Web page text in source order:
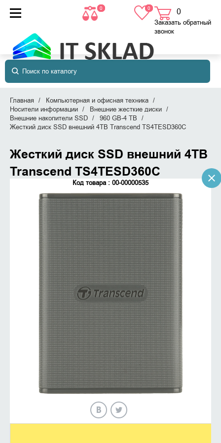
0 0 0
в корзине
Заказать обратный
звонок
Главная
Компьютерная и офисная техника
Носители информации
Внешние жесткие диски
Внешние накопители SSD
960 GB-4 TB
Жесткий диск SSD внешний 4TB Transcend TS4TESD360C
Жесткий диск SSD внешний 4TB
Transcend TS4TESD360C
Код товара : 00-00000535